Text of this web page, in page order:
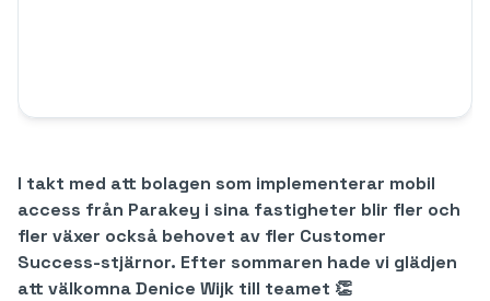
I takt med att bolagen som implementerar mobil
access från Parakey i sina fastigheter blir fler och
fler växer också behovet av fler Customer
Success-stjärnor. Efter sommaren hade vi glädjen
att välkomna Denice Wijk till teamet 👏